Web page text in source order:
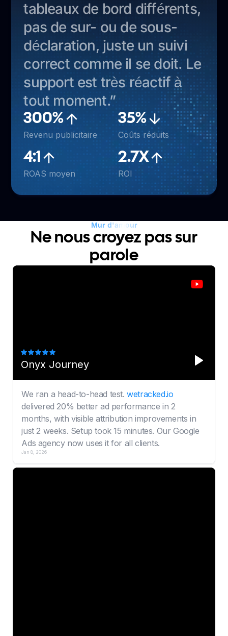
tableaux de bord différents,
pas de sur- ou de sous-
déclaration, juste un suivi
correct comme il se doit. Le
support est très réactif à
tout moment.”
300%
Revenu publicitaire
35%
Coûts réduits
4:1
ROAS moyen
2.7X
ROI
Mur d'amour
Ne nous croyez pas sur
parole